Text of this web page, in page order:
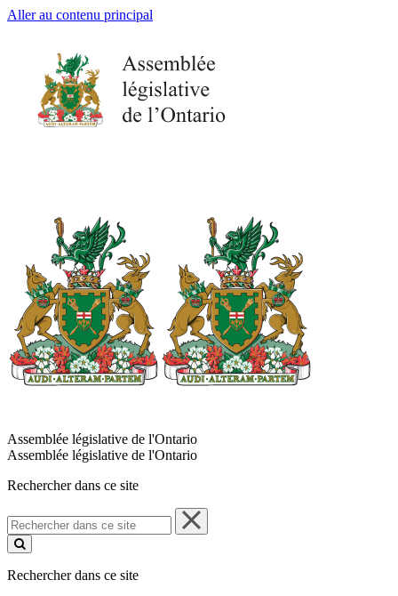
Aller au contenu principal
Assemblée législative de l'Ontario
Assemblée législative de l'Ontario
Rechercher dans ce site
Rechercher
dans
ce
Rechercher dans ce site